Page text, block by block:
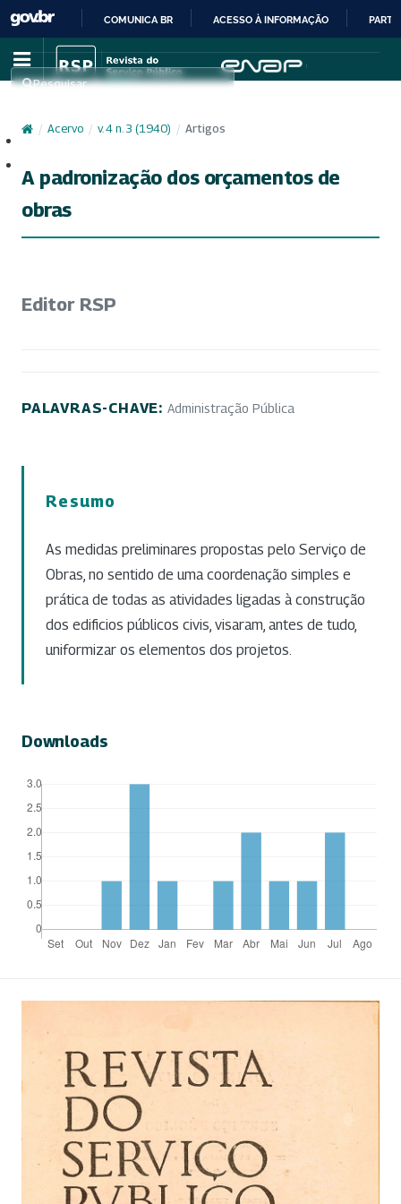
IR
PARA
CONTEÚDO
COMUNICA BR ACESSO À INFORMAÇÃO
Pesquisar
/ Acervo / v. 4 n. 3 (1940) / Artigos
A padronização dos orçamentos de
obras
Editor RSP
PALAVRAS-CHAVE: Administração Pública
Resumo
As medidas preliminares propostas pelo Serviço de
Obras, no sentido de uma coordenação simples e
prática de todas as atividades ligadas à construção
dos edificios públicos civis, visaram, antes de tudo,
uniformizar os elementos dos projetos.
Downloads